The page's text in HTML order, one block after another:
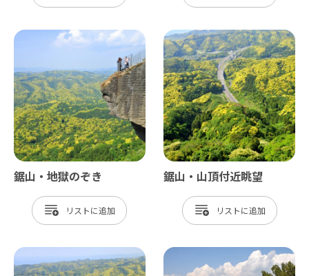
鋸山・地獄のぞき
リスト
鋸山・山頂付近眺望
リスト